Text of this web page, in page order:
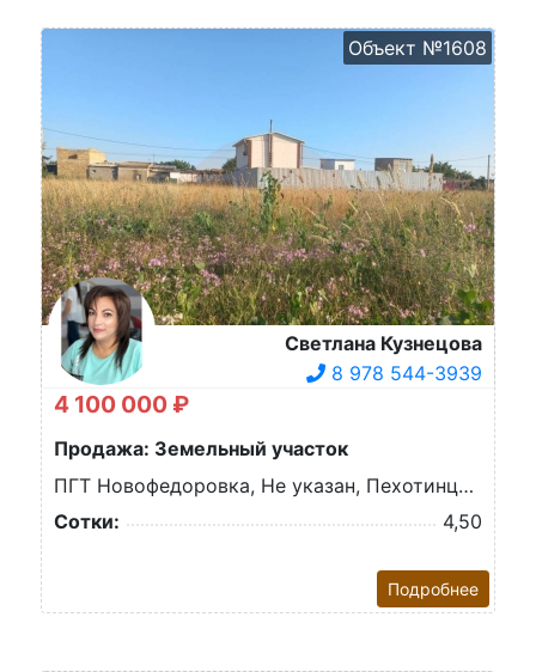
Объект №1608
Светлана Кузнецова
8 978 544-3939
4 100 000 ₽
Продажа: Земельный участок
ПГТ Новофедоровка, Не указан, Пехотинцев ул.
Сотки:
4,50
Подробнее